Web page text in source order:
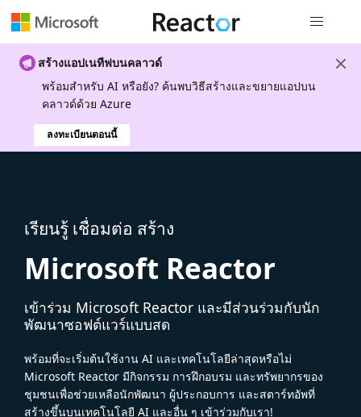
สร้างแอปเนทีฟบนคลาวด์
พร้อมสําหรับ AI หรือยัง? ค้นพบวิธีสร้างและขยายแอปบน
คลาวด์ด้วย Azure
ลงทะเบียนตอนนี้
เรียนรู้ เชื่อมต่อ สร้าง
Microsoft Reactor
เข้าร่วม Microsoft Reactor และมีส่วนร่วมกับนัก
พัฒนาซอฟต์แวร์แบบสด
พร้อมที่จะเริ่มต้นใช้งาน AI และเทคโนโลยีล่าสุดหรือไม่
Microsoft Reactor มีกิจกรรม การฝึกอบรม และทรัพยากรของ
ชุมชนเพื่อช่วยเหลือนักพัฒนา ผู้ประกอบการ และสตาร์ทอัพที่
สร้างขึ้นบนเทคโนโลยี AI และอื่น ๆ เข้าร่วมกับเรา!